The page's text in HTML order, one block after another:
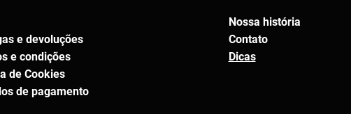
divulgação.
produtos físicos.
até modificar os projetos sem
autorais.
e devoluções
e condições
de Cookies
de pagamento
Nossa história
Contato
Dicas